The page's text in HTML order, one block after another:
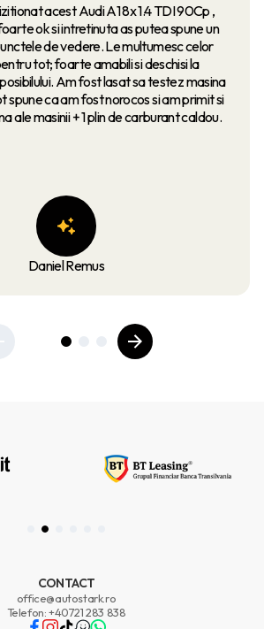
acest Audi A1 8x 1.4 TDI 90Cp ,
ok si intretinuta as putea spune un
de vedere. Le multumesc celor
tot; foarte amabili si deschisi la
Am fost lasat sa testez masina
spune ca am fost norocos si am primit si
ale masinii + 1 plin de carburant caldou.
Daniel Remus
CONTACT
office@autostark.ro
Telefon: +40721 283 838